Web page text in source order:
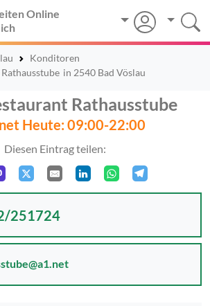
Online
Konditoren
in 2540 Bad Vöslau
Rathausstube
Heute: 09:00-22:00
Diesen Eintrag teilen:
251724